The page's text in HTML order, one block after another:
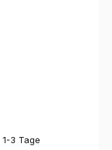
3 Tage